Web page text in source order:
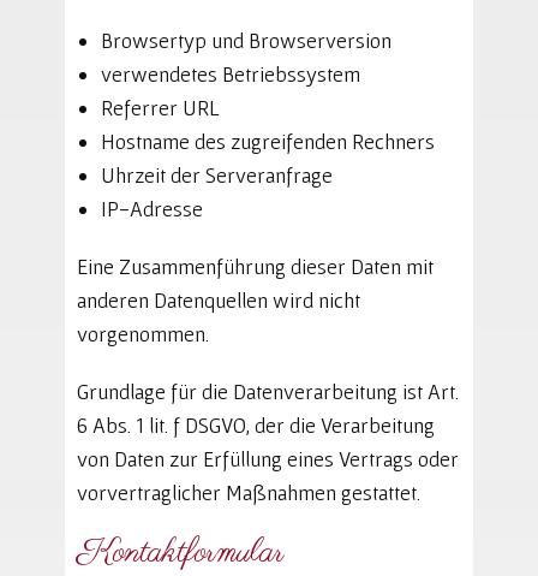
Browsertyp und Browserversion
verwendetes Betriebssystem
Referrer URL
Hostname des zugreifenden Rechners
Uhrzeit der Serveranfrage
IP-Adresse
Eine Zusammenführung dieser Daten mit
anderen Datenquellen wird nicht
vorgenommen.
Grundlage für die Datenverarbeitung ist Art.
6 Abs. 1 lit. f DSGVO, der die Verarbeitung
von Daten zur Erfüllung eines Vertrags oder
vorvertraglicher Maßnahmen gestattet.
Kontaktformular